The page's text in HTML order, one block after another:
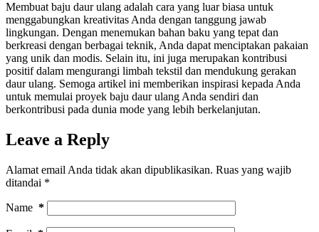
Membuat baju daur ulang adalah cara yang luar biasa untuk
menggabungkan kreativitas Anda dengan tanggung jawab
lingkungan. Dengan menemukan bahan baku yang tepat dan
berkreasi dengan berbagai teknik, Anda dapat menciptakan pakaian
yang unik dan modis. Selain itu, ini juga merupakan kontribusi
positif dalam mengurangi limbah tekstil dan mendukung gerakan
daur ulang. Semoga artikel ini memberikan inspirasi kepada Anda
untuk memulai proyek baju daur ulang Anda sendiri dan
berkontribusi pada dunia mode yang lebih berkelanjutan.
Leave a Reply
Alamat email Anda tidak akan dipublikasikan. Ruas yang wajib
ditandai *
Name *